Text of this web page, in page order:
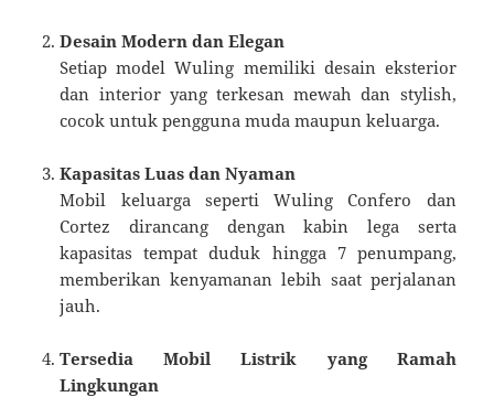
Desain Modern dan Elegan
Setiap model Wuling memiliki desain eksterior
dan interior yang terkesan mewah dan stylish,
cocok untuk pengguna muda maupun keluarga.
Kapasitas Luas dan Nyaman
Mobil keluarga seperti Wuling Confero dan
Cortez dirancang dengan kabin lega serta
kapasitas tempat duduk hingga 7 penumpang,
memberikan kenyamanan lebih saat perjalanan
jauh.
Tersedia Mobil Listrik yang Ramah
Lingkungan